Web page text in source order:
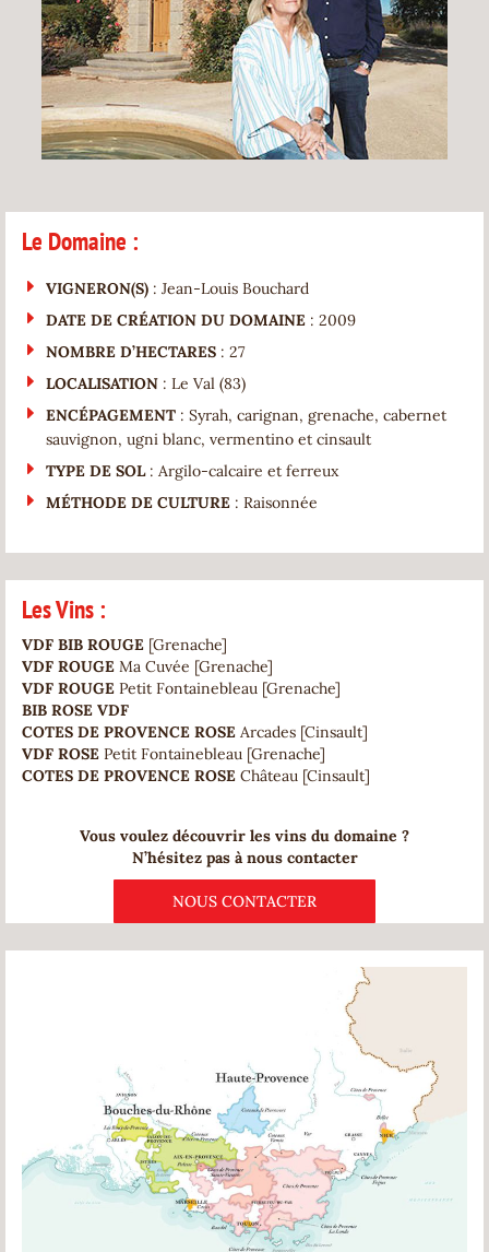
Le Domaine :
VIGNERON(S) : Jean-Louis Bouchard
DATE DE CRÉATION DU DOMAINE : 2009
NOMBRE D’HECTARES : 27
LOCALISATION : Le Val (83)
ENCÉPAGEMENT : Syrah, carignan, grenache, cabernet
sauvignon, ugni blanc, vermentino et cinsault
TYPE DE SOL: Argilo-calcaire et ferreux
MÉTHODE DE CULTURE : Raisonnée
Les Vins :
VDF BIB ROUGE [Grenache]
VDF ROUGE Ma Cuvée [Grenache]
VDF ROUGE Petit Fontainebleau [Grenache]
BIB ROSE VDF
COTES DE PROVENCE ROSE Arcades [Cinsault]
VDF ROSE Petit Fontainebleau [Grenache]
COTES DE PROVENCE ROSE Château [Cinsault]
Vous voulez découvrir les vins du domaine ?
N’hésitez pas à nous contacter
NOUS CONTACTER